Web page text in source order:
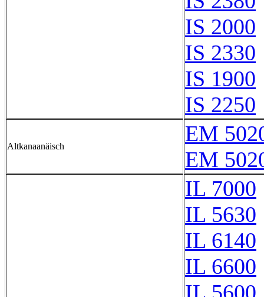
IS 2000
IS 2330
IS 1900
IS 2250
Altkanaanäisch
EM
EM
IL 7000
IL 5630
IL 6140
IL 6600